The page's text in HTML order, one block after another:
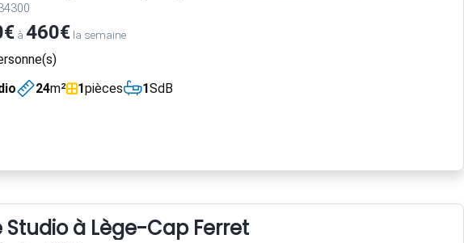
à 460€la semaine
24m² 1pièces 1SdB
Studio à Lège-Cap Ferret